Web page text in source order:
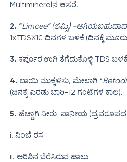
Multimineralನ ಆಸರೆ.
2. “Limcee” (ಲಿಮ್ಸಿ) -ಅಗಿಯಬಹುದಾದ
1xTDSX10 ದಿನಗಳ ಬಳಕೆ (ದಿನಕ್ಕೆ
3. ಕರ್ಪೂರ ಉಗಿ ತೆಗೆದುಕೊಳ್ಳಿ TDS
4. ಬಾಯಿ ಮುಕ್ಕಳಿಸು, ಮೇಲಾಗಿ “
(ದಿನಕ್ಕೆ ಎರಡು ಬಾರಿ-12 ಗಂಟೆಗಳ ಕಾಲ).
5. ಹೆಚ್ಚಾಗಿ ನೀರು-ಪಾನೀಯ
i. ನಿಂಬೆ ರಸ
ii. ಅರಿಶಿನ ಬೆರೆಸಿರುವ ಹಾಲು